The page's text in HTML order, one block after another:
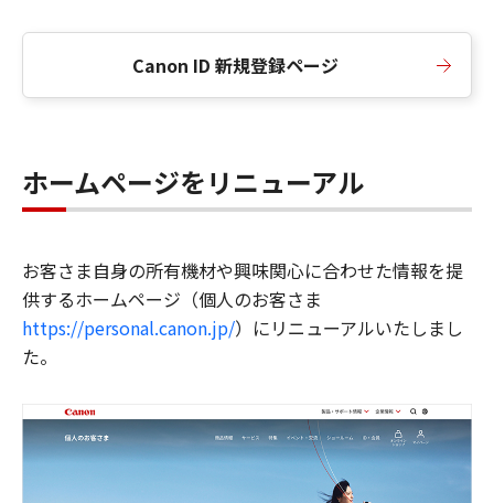
Canon ID 新規登録ページ
ホームページをリニューアル
お客さま自身の所有機材や興味関心に合わせた情報を提
供するホームページ（個人のお客さま
https://personal.canon.jp/）にリニューアルいたしまし
た。